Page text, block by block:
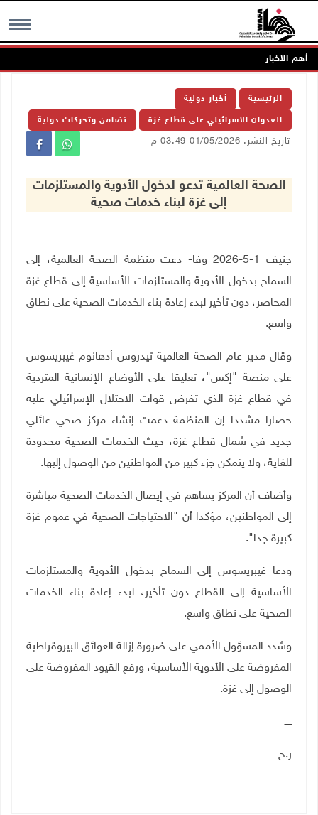
MENU أهم الاخبار
الرئيسية أخبار دولية
العدوان الاسرائيلي على قطاع غزة تضامن وتحركات دولية
تاريخ النشر: 01/05/2026 03:49 م
الصحة العالمية تدعو لدخول الأدوية والمستلزمات
إلى غزة لبناء خدمات صحية
جنيف 1-5-2026 وفا- دعت منظمة الصحة العالمية، إلى
السماح بدخول الأدوية والمستلزمات الأساسية إلى قطاع غزة
المحاصر، دون تأخير لبدء إعادة بناء الخدمات الصحية على نطاق
واسع.
وقال مدير عام الصحة العالمية تيدروس أدهانوم غيبريسوس
على منصة "إكس"، تعليقا على الأوضاع الإنسانية المتردية
في قطاع غزة الذي تفرض قوات الاحتلال الإسرائيلي عليه
حصارا مشددا إن المنظمة دعمت إنشاء مركز صحي عائلي
جديد في شمال قطاع غزة، حيث الخدمات الصحية محدودة
للغاية، ولا يتمكن جزء كبير من المواطنين من الوصول إليها.
وأضاف أن المركز يساهم في إيصال الخدمات الصحية مباشرة
إلى المواطنين، مؤكدا أن "الاحتياجات الصحية في عموم غزة
كبيرة جدا".
ودعا غيبريسوس إلى السماح بدخول الأدوية والمستلزمات
الأساسية إلى القطاع دون تأخير، لبدء إعادة بناء الخدمات
الصحية على نطاق واسع.
وشدد المسؤول الأممي على ضرورة إزالة العوائق البيروقراطية
المفروضة على الأدوية الأساسية، ورفع القيود المفروضة على
الوصول إلى غزة.
ـــــ
ر.ح